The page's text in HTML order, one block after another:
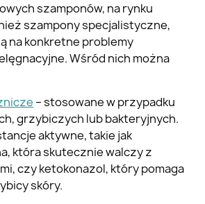
szamponów, na rynku
szampony specjalistyczne,
na konkretne problemy
Wśród nich można
– stosowane w przypadku
grzybiczych lub bakteryjnych.
aktywne, takie jak
która skutecznie walczy z
czy ketokonazol, który pomaga
skóry.